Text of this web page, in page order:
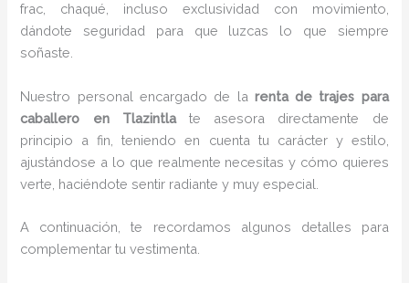
frac, chaqué, incluso exclusividad con movimiento,
dándote seguridad para que luzcas lo que siempre
soñaste.
Nuestro personal encargado de la renta de trajes para
caballero en Tlazintlate asesora directamente de
principio a fin, teniendo en cuenta tu carácter y estilo,
ajustándose a lo que realmente necesitas y cómo quieres
verte, haciéndote sentir radiante y muy especial.
A continuación, te recordamos algunos detalles para
complementar tu vestimenta.